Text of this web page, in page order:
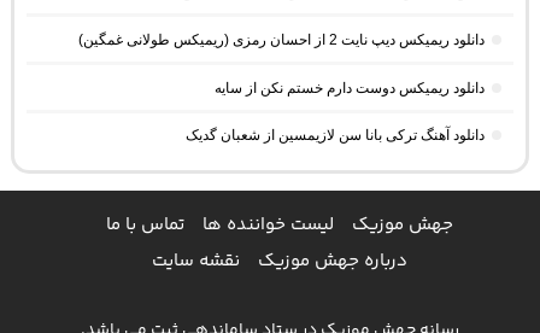
دانلود ریمیکس دیپ نایت 2 از احسان رمزی (ریمیکس طولانی غمگین)
دانلود ریمیکس دوست دارم خستم نکن از سایه
دانلود آهنگ ترکی بانا سن لازیمسین از شعبان گدیک
جهش موزیک لیست خواننده ها
تماس با ما
درباره جهش موزیک
نقشه سایت